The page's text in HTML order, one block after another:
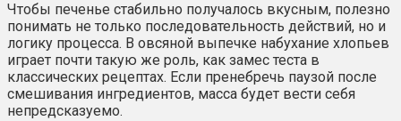
Чтобы печенье стабильно получалось вкусным, полезно
понимать не только последовательность действий, но и
логику процесса. В овсяной выпечке набухание хлопьев
играет почти такую же роль, как замес теста в
классических рецептах. Если пренебречь паузой после
смешивания ингредиентов, масса будет вести себя
непредсказуемо.